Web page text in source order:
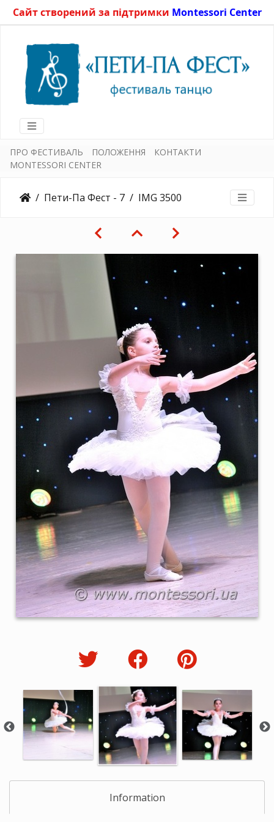
Сайт створений за підтримки Montessori Center
ПРО ФЕСТИВАЛЬ ПОЛОЖЕННЯ
КОНТАКТИ
MONTESSORI CENTER
Пети-Па Фест - 7 IMG 3500
Information